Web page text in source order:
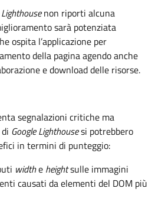
non riporti alcuna
sarà potenziata
ospita l’applicazione per
della pagina agendo anche
e download delle risorse.
segnalazioni critiche ma
Google Lighthousesi potrebbero
in termini di punteggio:
widthe heightsulle immagini
causati da elementi del DOM più